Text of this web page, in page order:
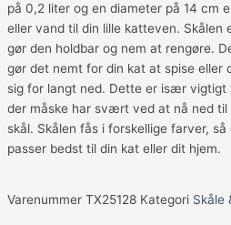
på 0,2 liter og en diameter på 14 cm
eller vand til din lille katteven. Skålen
gør den holdbar og nem at rengøre.
gør det nemt for din kat at spise eller
sig for langt ned. Dette er især
der måske har svært ved at nå ned
skål. Skålen fås i forskellige farver,
passer bedst til din kat eller dit hjem.
Varenummer TX25128 Kategori Skåle